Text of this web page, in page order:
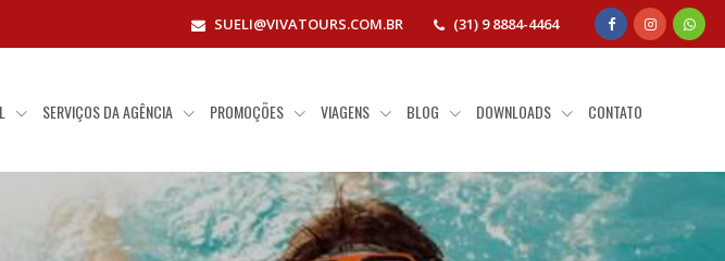
SUELI@VIVATOURS.COM.BR (31) 9 8884-4464
SERVIÇOS DA AGÊNCIA PROMOÇÕES VIAGENS BLOG DOWNLOADS CONTATO